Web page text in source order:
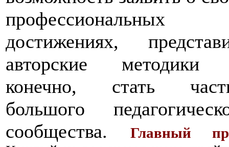
профессиональных
достижениях,
авторские методики
конечно, стать
большого
сообщества.
Главный